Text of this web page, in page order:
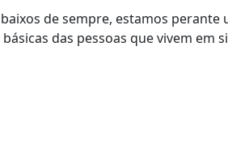
de sempre, estamos perante
das pessoas que vivem em